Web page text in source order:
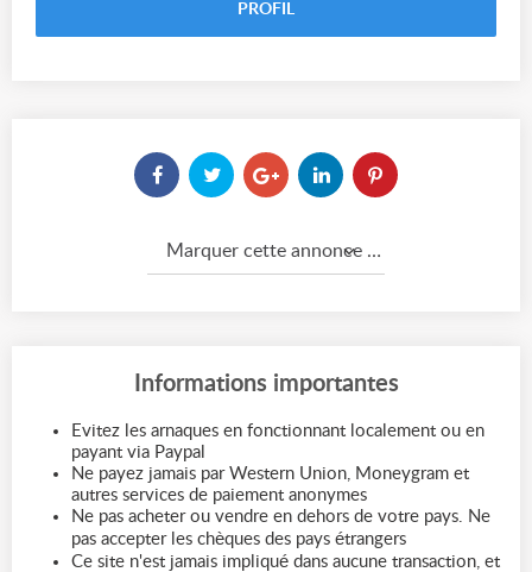
PROFIL
Marquer cette annonce comme...
Informations importantes
Evitez les arnaques en fonctionnant localement ou en
payant via Paypal
Ne payez jamais par Western Union, Moneygram et
autres services de paiement anonymes
Ne pas acheter ou vendre en dehors de votre pays. Ne
pas accepter les chèques des pays étrangers
Ce site n'est jamais impliqué dans aucune transaction, et